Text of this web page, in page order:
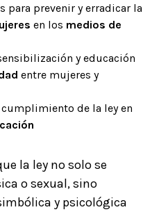
para prevenir y erradicar la
en los medios de
y educación
entre mujeres y
de la ley en
la ley no solo se
o sexual, sino
y psicológica